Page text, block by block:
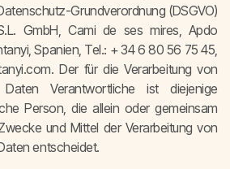
Grundverordnung (DSGVO)
GmbH, Cami de ses mires, Apdo
Spanien, Tel.: + 34 6 80 56 75 45,
Der für die Verarbeitung von
Daten Verantwortliche ist diejenige
Person, die allein oder gemeinsam
und Mittel der Verarbeitung von
entscheidet.